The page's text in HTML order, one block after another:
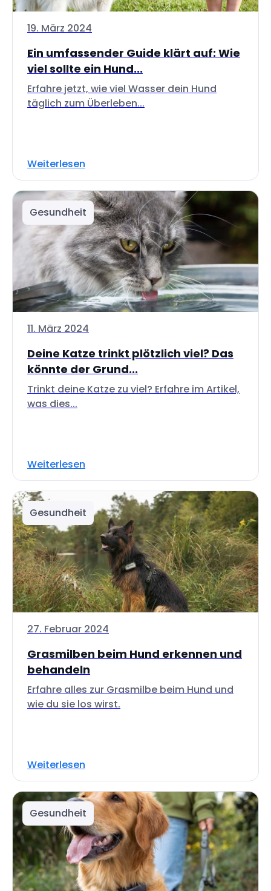
19. März 2024
Ein umfassender Guide klärt auf: Wie
viel sollte ein Hund...
Erfahre jetzt, wie viel Wasser dein Hund
täglich zum Überleben...
Weiterlesen
Gesundheit
11. März 2024
Deine Katze trinkt plötzlich viel? Das
könnte der Grund...
Trinkt deine Katze zu viel? Erfahre im Artikel,
was dies...
Weiterlesen
Gesundheit
27. Februar 2024
Grasmilben beim Hund erkennen und
behandeln
Erfahre alles zur Grasmilbe beim Hund und
wie du sie los wirst.
Weiterlesen
Gesundheit